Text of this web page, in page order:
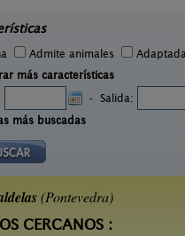
Admite animales
más características
- Salida:
más buscadas
(Pontevedra)
CERCANOS :